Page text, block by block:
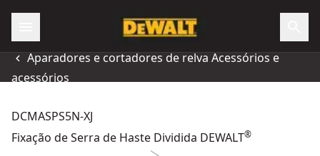
Aparadores e cortadores de relva Acessórios e
acessórios
DCMASPS5N-XJ
Fixação de Serra de Haste Dividida DEWALT®